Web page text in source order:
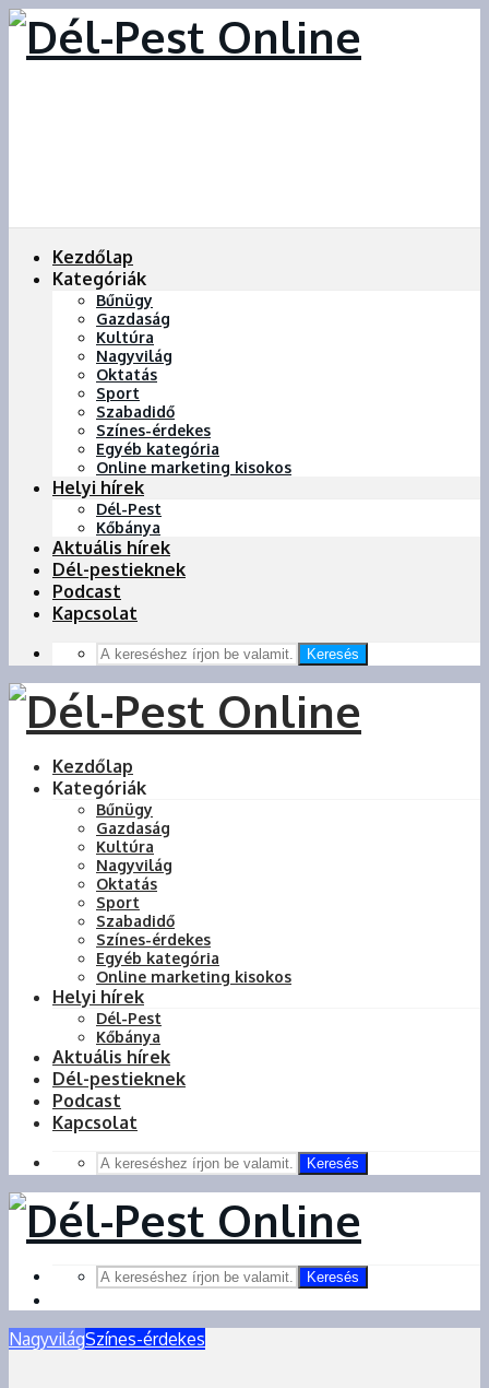
Kezdőlap
Kategóriák
Bűnügy
Gazdaság
Kultúra
Nagyvilág
Oktatás
Sport
Szabadidő
Színes-érdekes
Egyéb kategória
Online marketing kisokos
Helyi hírek
Dél-Pest
Kőbánya
Aktuális hírek
Dél-pestieknek
Podcast
Kapcsolat
Keresés
Kezdőlap
Kategóriák
Bűnügy
Gazdaság
Kultúra
Nagyvilág
Oktatás
Sport
Szabadidő
Színes-érdekes
Egyéb kategória
Online marketing kisokos
Helyi hírek
Dél-Pest
Kőbánya
Aktuális hírek
Dél-pestieknek
Podcast
Kapcsolat
Keresés
Keresés
NagyvilágSzínes-érdekes